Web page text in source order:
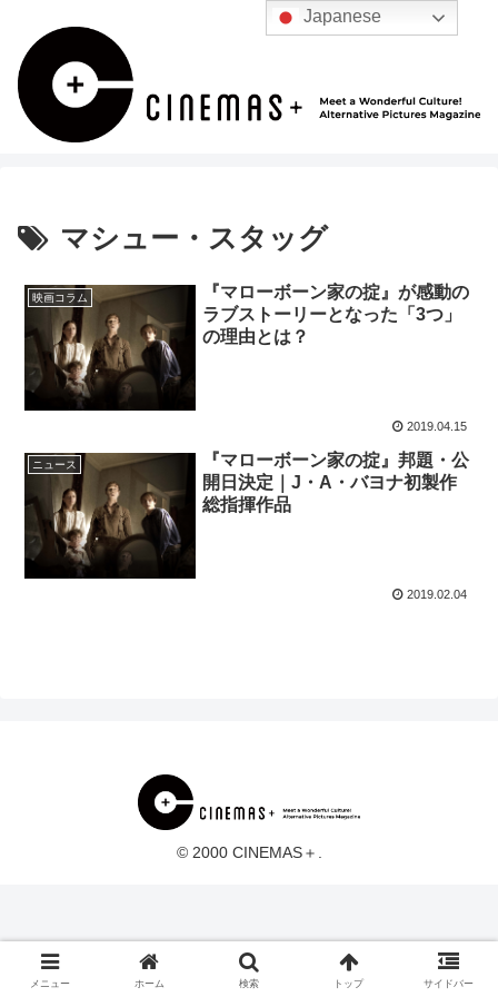
マシュー・スタッグ
映画コラム
『マローボーン家の掟』が感動の
ラブストーリーとなった「3つ」
の理由とは？
2019.04.15
ニュース
『マローボーン家の掟』邦題・公
開日決定｜J・A・バヨナ初製作
総指揮作品
2019.02.04
© 2000 CINEMAS＋.
メニュー ホーム 検索 トップ サイドバー
Japanese